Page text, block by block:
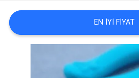
SITE
HARITASI
EN IYI FIYAT